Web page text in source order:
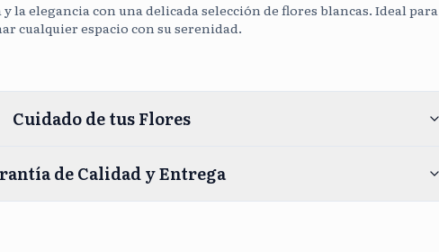
la elegancia con una delicada selección de flores blancas. Ideal para
cualquier espacio con su serenidad.
Cuidado de tus Flores
de Calidad y Entrega